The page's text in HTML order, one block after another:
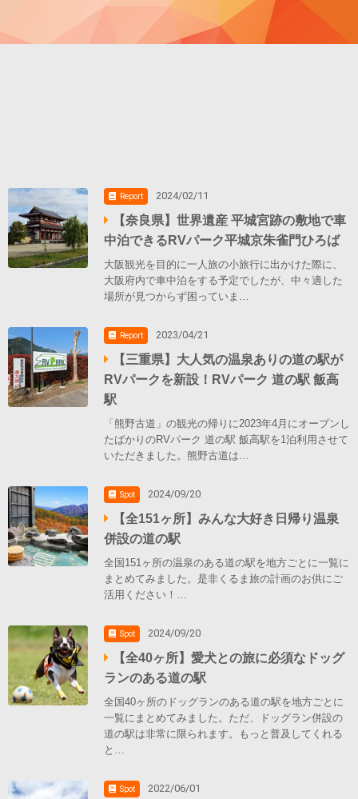
Report 2024/02/11
【奈良県】世界遺産 平城宮跡の敷地で車
中泊できるRVパーク平城京朱雀門ひろば
大阪観光を目的に一人旅の小旅行に出かけた際に、
大阪府内で車中泊をする予定でしたが、中々適した
場所が見つからず困っていま…
Report 2023/04/21
【三重県】大人気の温泉ありの道の駅が
RVパークを新設！RVパーク 道の駅 飯高
駅
「熊野古道」の観光の帰りに2023年4月にオープンし
たばかりのRVパーク 道の駅 飯高駅を1泊利用させて
いただきました。熊野古道は…
Spot 2024/09/20
【全151ヶ所】みんな大好き日帰り温泉
併設の道の駅
全国151ヶ所の温泉のある道の駅を地方ごとに一覧に
まとめてみました。是非くるま旅の計画のお供にご
活用ください！…
Spot 2024/09/20
【全40ヶ所】愛犬との旅に必須なドッグ
ランのある道の駅
全国40ヶ所のドッグランのある道の駅を地方ごとに
一覧にまとめてみました。ただ、ドッグラン併設の
道の駅は非常に限られます。もっと普及してくれる
と…
Spot 2022/06/01